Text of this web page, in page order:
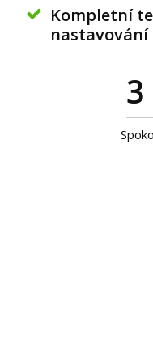
Kompletní
nastavování